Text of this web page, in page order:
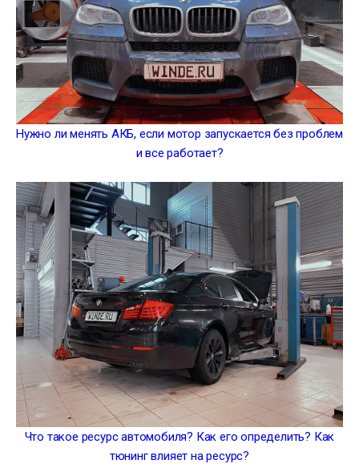
Нужно ли менять АКБ, если мотор запускается без проблем
и все работает?
Что такое ресурс автомобиля? Как его определить? Как
тюнинг влияет на ресурс?